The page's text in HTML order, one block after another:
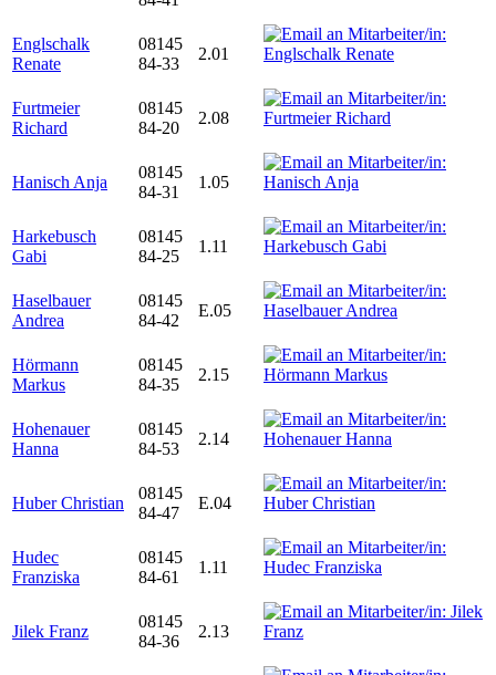
Englschalk
Renate
08145
84-33
2.01
Furtmeier
Richard
08145
84-20
2.08
Hanisch Anja
08145
84-31
1.05
Harkebusch
Gabi
08145
84-25
1.11
Haselbauer
Andrea
08145
84-42
E.05
Hörmann
Markus
08145
84-35
2.15
Hohenauer
Hanna
08145
84-53
2.14
Huber Christian
08145
84-47
E.04
Hudec
Franziska
08145
84-61
1.11
Jilek Franz
08145
84-36
2.13